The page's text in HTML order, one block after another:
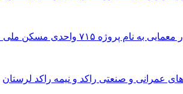
۷۱۵ واحدی مسکن ملی خرم آباد
عمرانی و صنعتی راکد و نیمه راکد لرستان